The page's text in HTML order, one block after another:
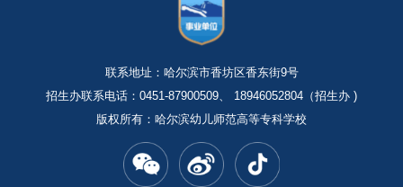
联系地址：哈尔滨市香坊区香东街9号
招生办联系电话：0451-87900509、 18946052804（招生办 )
版权所有：哈尔滨幼儿师范高等专科学校